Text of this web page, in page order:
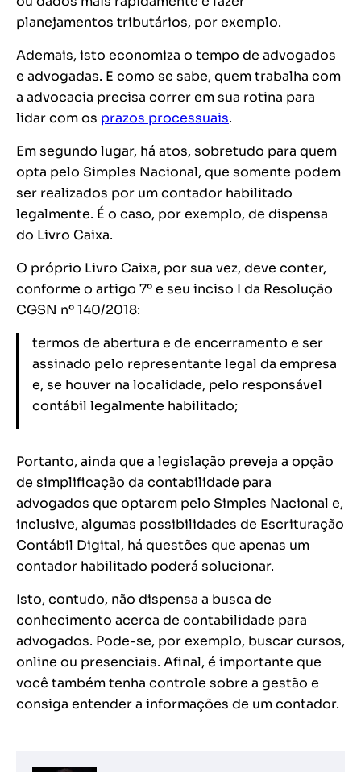
planejamentos tributários, por exemplo.
Ademais, isto economiza o tempo de advogados
e advogadas. E como se sabe, quem trabalha com
a advocacia precisa correr em sua rotina para
lidar com os prazos processuais.
Em segundo lugar, há atos, sobretudo para quem
opta pelo Simples Nacional, que somente podem
ser realizados por um contador habilitado
legalmente. É o caso, por exemplo, de dispensa
do Livro Caixa.
O próprio Livro Caixa, por sua vez, deve conter,
conforme o artigo 7º e seu inciso I da Resolução
CGSN nº 140/2018:
termos de abertura e de encerramento e ser
assinado pelo representante legal da empresa
e, se houver na localidade, pelo responsável
contábil legalmente habilitado;
Portanto, ainda que a legislação preveja a opção
de simplificação da contabilidade para
advogados que optarem pelo Simples Nacional e,
inclusive, algumas possibilidades de Escrituração
Contábil Digital, há questões que apenas um
contador habilitado poderá solucionar.
Isto, contudo, não dispensa a busca de
conhecimento acerca de contabilidade para
advogados. Pode-se, por exemplo, buscar cursos,
online ou presenciais. Afinal, é importante que
você também tenha controle sobre a gestão e
consiga entender a informações de um contador.